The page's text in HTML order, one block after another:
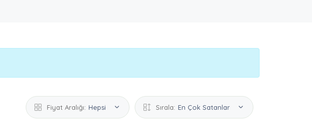
Fiyat Aralığı: Hepsi Sırala: En Çok Satanlar